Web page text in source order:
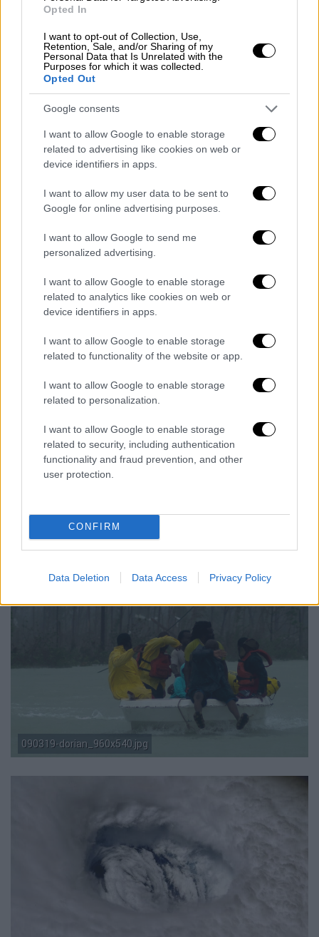
Opted In
I want to opt-out of Collection, Use,
Retention, Sale, and/or Sharing of my
Personal Data that Is Unrelated with the
Purposes for which it was collected.
Opted Out
Google consents
I want to allow Google to enable storage
related to advertising like cookies on web or
device identifiers in apps.
I want to allow my user data to be sent to
Google for online advertising purposes.
I want to allow Google to send me
personalized advertising.
I want to allow Google to enable storage
related to analytics like cookies on web or
device identifiers in apps.
I want to allow Google to enable storage
related to functionality of the website or app.
I want to allow Google to enable storage
related to personalization.
I want to allow Google to enable storage
related to security, including authentication
functionality and fraud prevention, and other
user protection.
CONFIRM
Data Deletion Data Access Privacy Policy
Hurricane#Dorian
pic.twitter.com/aY4V7dyZgx
— vinie malik (@viniesrk)September
Hurricane Dorian is the most
powerful storm ever to hit a
seven people.
Get more on Hurricane Dorian here:
https://t.co/7DwEezQnuC
— Sky News (@SkyNews)September
4, 2019
090319-dorian_960x540.jpg